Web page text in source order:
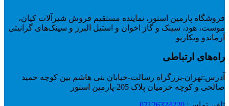
فروشگاه پارمین استور، نماینده مستقیم فروش شیرآلات کیان،
موست، هود، سینک و گاز اخوان و استیل البرز و سینک‌های گرانیتی
آرماندو ویکاریو
راه‌های ارتباطی
آدرس:تهران-بزرگراه رسالت-خیابان بنی هاشم بین کوچه حمید
صالحی و کوچه خرمیان پلاک 205-پارمین استور